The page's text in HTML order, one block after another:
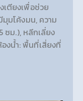
เตียงเพื่อช่วย
มโค้งมน, ความ
ซม.), หลีกเลี่ยง
งน้ำ: พื้นที่เสี่ยงที่